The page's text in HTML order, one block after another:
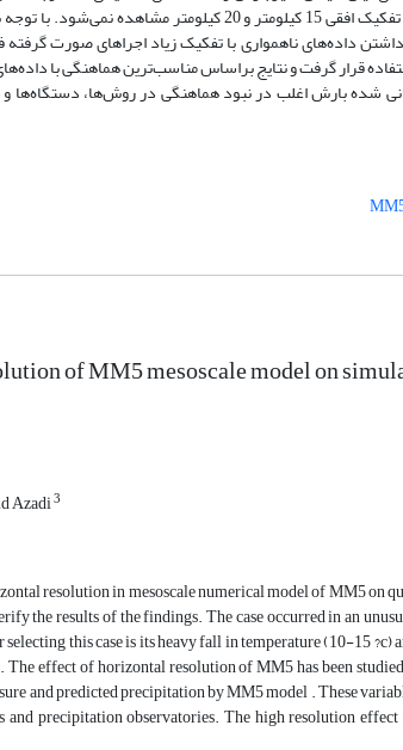
کیفی قابل قبولی برخوردار می‌شود و تغییر قابل ملاحظه‌ای بین تفکیک
داده‌های ناهمواری با تفکیک زیاد اجراهای صورت
قرار گرفت و نتایج براساس مناسب‌ترین هماهنگی با
بارش اغلب در نبود هماهنگی در روش‌ها، دستگاه‌ها و
of MM5 mesoscale model on
Azadi3
resolution in mesoscale numerical model of MM5 on
the results of the findings. The case occurred in an
this case is its heavy fall in temperature (10-15 ?c)
effect of horizontal resolution of MM5 has been
and predicted precipitation by MM5 model . These
and precipitation observatories. The high resolution